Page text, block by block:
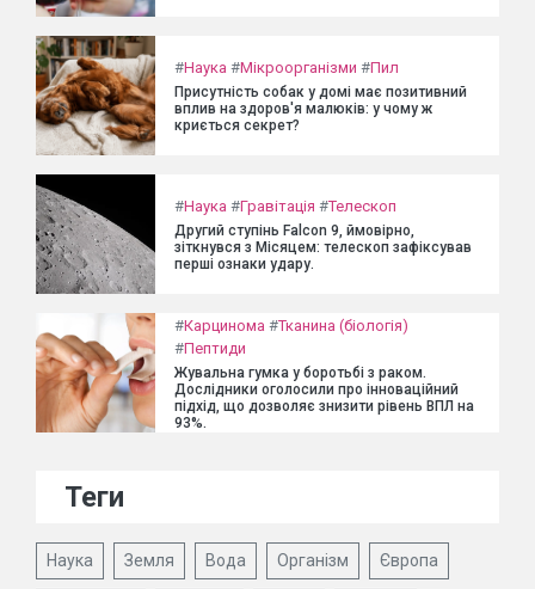
#Наука #Мікроорганізми #Пил
Присутність собак у домі має позитивний
вплив на здоров'я малюків: у чому ж
криється секрет?
#Наука #Гравітація #Телескоп
Другий ступінь Falcon 9, ймовірно,
зіткнувся з Місяцем: телескоп зафіксував
перші ознаки удару.
#Карцинома #Тканина (біологія)
#Пептиди
Жувальна гумка у боротьбі з раком.
Дослідники оголосили про інноваційний
підхід, що дозволяє знизити рівень ВПЛ на
93%.
Теги
Наука Земля Вода Організм Європа